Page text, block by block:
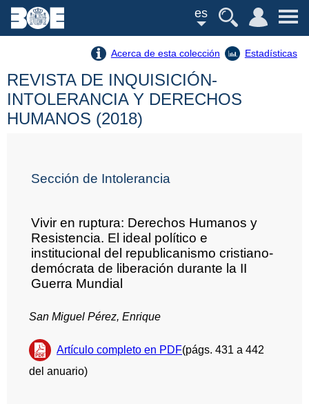
es
Acerca de esta colección Estadísticas
REVISTA DE INQUISICIÓN-
INTOLERANCIA Y DERECHOS
HUMANOS (2018)
Sección de Intolerancia
Vivir en ruptura: Derechos Humanos y
Resistencia. El ideal político e
institucional del republicanismo cristiano-
demócrata de liberación durante la II
Guerra Mundial
San Miguel Pérez, Enrique
Artículo completo en PDF(págs. 431 a 442
del anuario)